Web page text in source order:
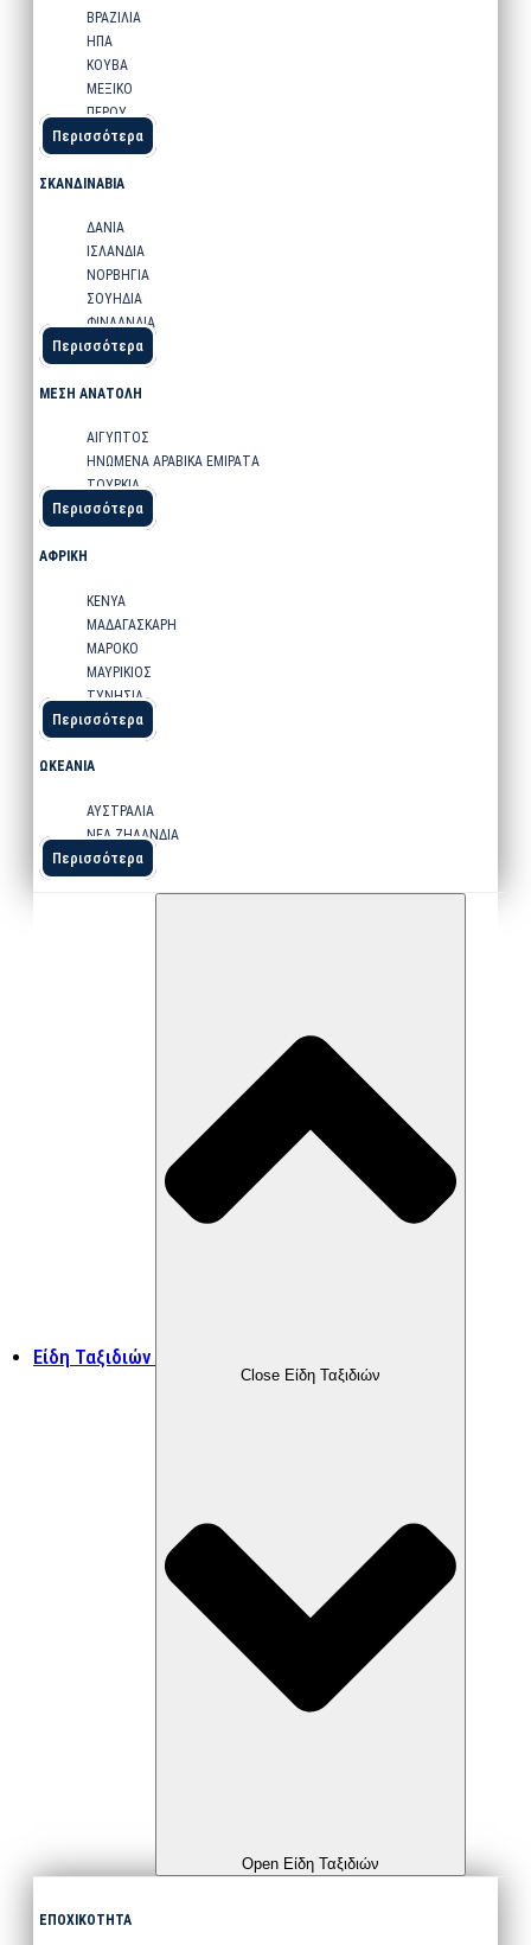
ΒΡΑΖΙΛΙΑ
ΗΠΑ
ΚΟΥΒΑ
ΜΕΞΙΚΟ
ΠΕΡΟΥ
Περισσότερα
ΣΚΑΝΔΙΝΑΒΙΑ
ΔΑΝΙΑ
ΙΣΛΑΝΔΙΑ
ΝΟΡΒΗΓΙΑ
ΣΟΥΗΔΙΑ
ΦΙΝΛΑΝΔΙΑ
Περισσότερα
ΜΕΣΗ ΑΝΑΤΟΛΗ
ΑΙΓΥΠΤΟΣ
ΗΝΩΜΕΝΑ ΑΡΑΒΙΚΑ ΕΜΙΡΑΤΑ
ΤΟΥΡΚΙΑ
Περισσότερα
ΑΦΡΙΚΗ
ΚΕΝΥΑ
ΜΑΔΑΓΑΣΚΑΡΗ
ΜΑΡΟΚΟ
ΜΑΥΡΙΚΙΟΣ
ΤΥΝΗΣΙΑ
Περισσότερα
ΩΚΕΑΝΙΑ
ΑΥΣΤΡΑΛΙΑ
ΝΕΑ ΖΗΛΑΝΔΙΑ
Περισσότερα
Είδη Ταξιδιών
Close Είδη Ταξιδιών
Open Είδη Ταξιδιών
ΕΠΟΧΙΚΟΤΗΤΑ